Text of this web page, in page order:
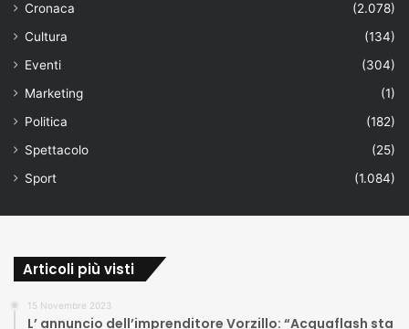
Cronaca
(2.078)
Cultura
(134)
Eventi
(304)
Marketing
(1)
Politica
(182)
Spettacolo
(25)
Sport
(1.084)
Articoli più visti
15 Novembre 2023
L’ annuncio dell’imprenditore Vorzillo: “Acquaflash sta